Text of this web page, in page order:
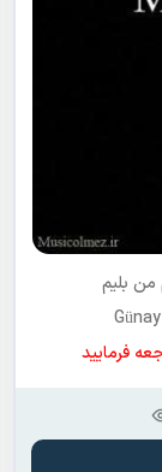
من بلیم
فرمایید